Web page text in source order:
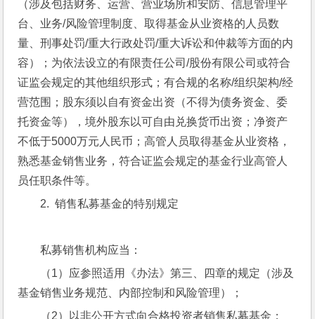
（涉及包括财务、运营、营业场所和安防、信息管理平
台、业务/风险管理制度、取得基金从业资格的人员数
量、刑事处罚/重大行政处罚/重大诉讼和仲裁等方面的内
容）；为依法设立的有限责任公司/股份有限公司或符合
证监会规定的其他组织形式；有合规的名称/组织架构/经
营范围；股东须以自有资金出资（不得为债务资金、委
托资金等），境外股东以可自由兑换货币出资；净资产
不低于5000万元人民币；高管人员取得基金从业资格，
熟悉基金销售业务，符合证监会规定的基金行业高管人
员任职条件等。
2.  销售私募基金的特别规定
私募销售机构应当：
（1）应参照适用《办法》第三、四章的规定（涉及
基金销售业务规范、内部控制和风险管理）；
（2）以非公开方式向合格投资者销售私募基金；